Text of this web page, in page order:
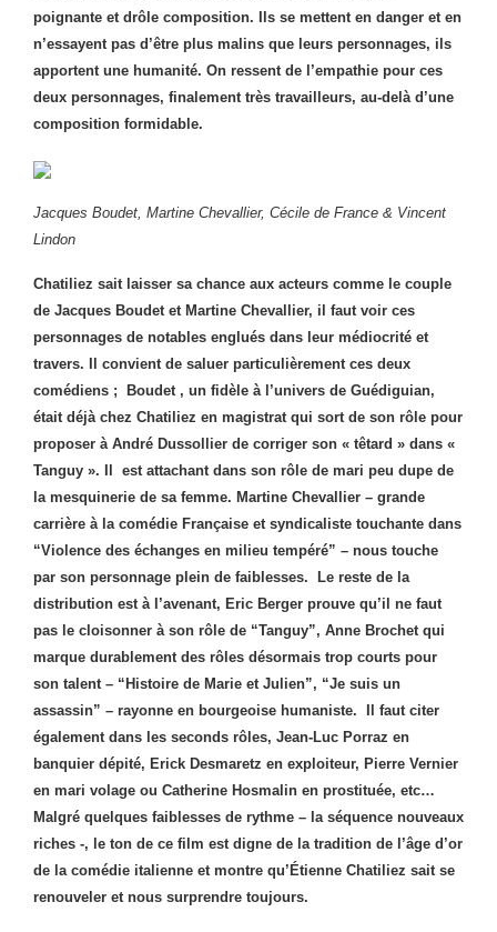
poignante et drôle composition. Ils se mettent en danger et en
n’essayent pas d’être plus malins que leurs personnages, ils
apportent une humanité. On ressent de l’empathie pour ces
deux personnages, finalement très travailleurs, au-delà d’une
composition formidable.
Jacques Boudet, Martine Chevallier, Cécile de France & Vincent
Lindon
Chatiliez sait laisser sa chance aux acteurs comme le couple
de Jacques Boudet et Martine Chevallier, il faut voir ces
personnages de notables englués dans leur médiocrité et
travers. Il convient de saluer particulièrement ces deux
comédiens ; Boudet , un fidèle à l’univers de Guédiguian,
était déjà chez Chatiliez en magistrat qui sort de son rôle pour
proposer à André Dussollier de corriger son « têtard » dans «
Tanguy ». Il est attachant dans son rôle de mari peu dupe de
la mesquinerie de sa femme. Martine Chevallier – grande
carrière à la comédie Française et syndicaliste touchante dans
“Violence des échanges en milieu tempéré” – nous touche
par son personnage plein de faiblesses.
Le reste de la
distribution est à l’avenant, Eric Berger prouve qu’il ne faut
pas le cloisonner à son rôle de “Tanguy”, Anne Brochet qui
marque durablement des rôles désormais trop courts pour
son talent – “Histoire de Marie et Julien”, “Je suis un
assassin” – rayonne en bourgeoise humaniste. Il faut citer
également dans les seconds rôles, Jean-Luc Porraz en
banquier dépité, Erick Desmaretz en exploiteur, Pierre Vernier
en mari volage ou Catherine Hosmalin en prostituée, etc…
Malgré quelques faiblesses de rythme – la séquence nouveaux
riches -, le ton de ce film est digne de la tradition de l’âge d’or
de la comédie italienne et montre qu’Étienne Chatiliez sait se
renouveler et nous surprendre toujours.